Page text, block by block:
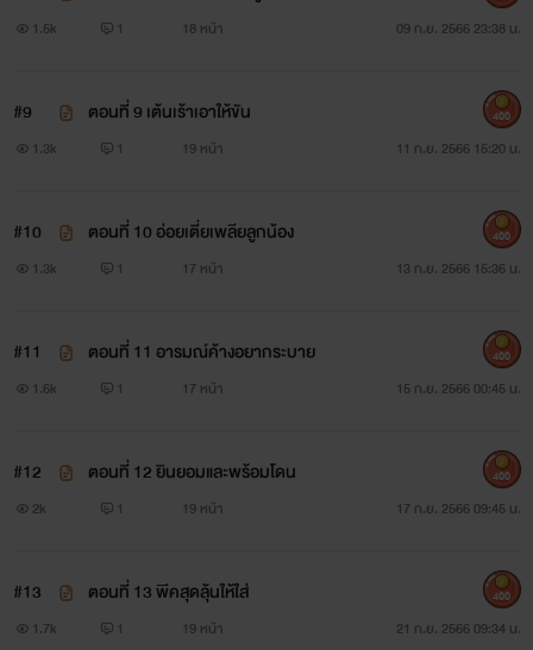
1.5k 1 18 หน้า 09 ก.ย. 2566 23:38 น.
#9 ตอนที่ 9 เต้นเร้าเอาให้ขัน
1.3k 1 19 หน้า 11 ก.ย. 2566 15:20 น.
400
#10 ตอนที่ 10 อ่อยเตี่ยเพลียลูกน้อง
1.3k 1 17 หน้า 13 ก.ย. 2566 15:36 น.
400
#11 ตอนที่ 11 อารมณ์ค้างอยากระบาย
1.6k 1 17 หน้า 15 ก.ย. 2566 00:45 น.
400
#12 ตอนที่ 12 ยินยอมและพร้อมโดน
2k 1 19 หน้า 17 ก.ย. 2566 09:45 น.
400
#13 ตอนที่ 13 พีคสุดลุ้นให้ใส่
1.7k 1 19 หน้า 21 ก.ย. 2566 09:34 น.
400